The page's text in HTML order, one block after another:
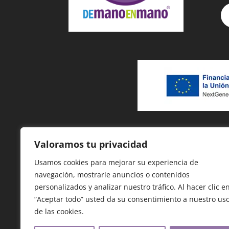
Valoramos tu privacidad
Usamos cookies para mejorar su experiencia de
navegación, mostrarle anuncios o contenidos
personalizados y analizar nuestro tráfico. Al hacer clic
“Aceptar todo” usted da su consentimiento a nuestro
de las cookies.